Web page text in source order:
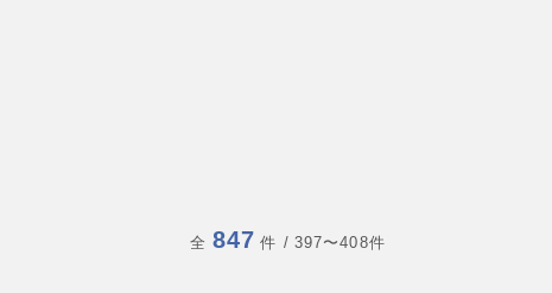
全 847 件 / 397〜408件